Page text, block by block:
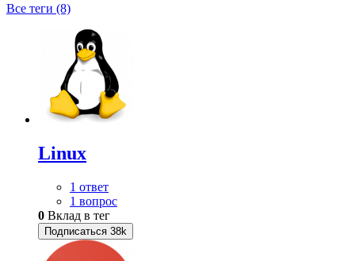
Все теги (8)
Linux
1 ответ
1 вопрос
0 Вклад в тег
Подписаться 38k